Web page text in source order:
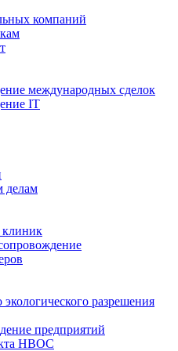
компаний
международных сделок
IT
делам
разрешения
предприятий
НВОС